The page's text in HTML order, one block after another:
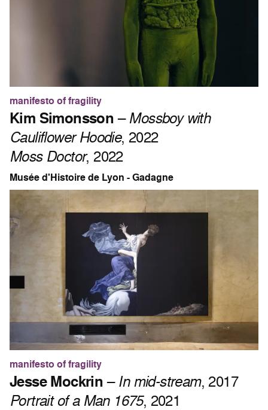
manifesto of fragility
Kim Simonsson–Mossboy with
Cauliflower Hoodie, 2022
Moss Doctor, 2022
Musée d'Histoire de Lyon - Gadagne
manifesto of fragility
Jesse Mockrin–In mid-stream, 2017
Portrait of a Man 1675, 2021